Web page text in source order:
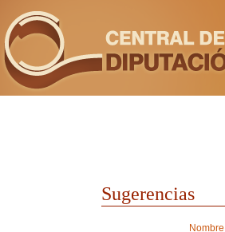
Sugerencias
Nombre